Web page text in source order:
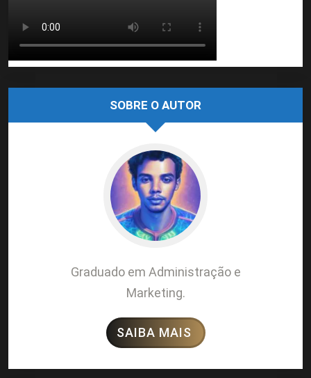
SOBRE O AUTOR
Graduado em Administração e
Marketing.
SAIBA MAIS